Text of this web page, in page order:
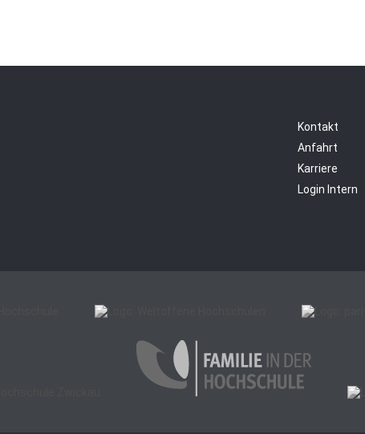
Kontakt
Anfahrt
Karriere
Login Intern